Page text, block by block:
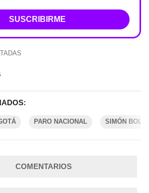
SUSCRIBIRME
PARO NACIONAL SIMÓN
COMENTARIOS